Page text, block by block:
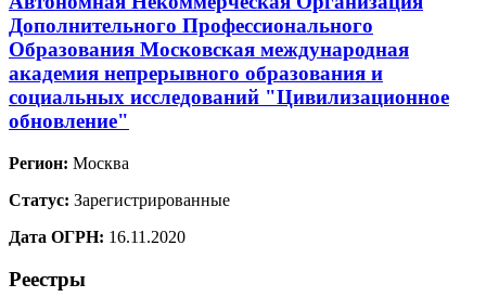
Дополнительного Профессионального
Образования Московская международная
академия непрерывного образования и
социальных исследований "Цивилизационное
обновление"
Регион: Москва
Статус: Зарегистрированные
Дата ОГРН: 16.11.2020
Реестры